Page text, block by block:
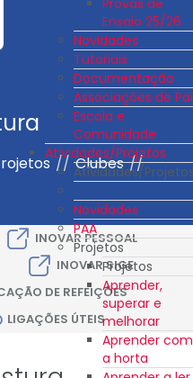
Ensaio 25/26
Novidades
Tutoriais
Documentação
Associações de
Escola e
Comunidade
Atividades/Projetos
Atividades/
Novidades
PAA
Projetos
Projetos
Aprender,
superar e
melhorar
Aprender com
a horta
//Clubes //
INOVAR PESSOAL
INOVAR SIGE
DE REFEIÇÕES
LIGAÇÕES ÚTEIS